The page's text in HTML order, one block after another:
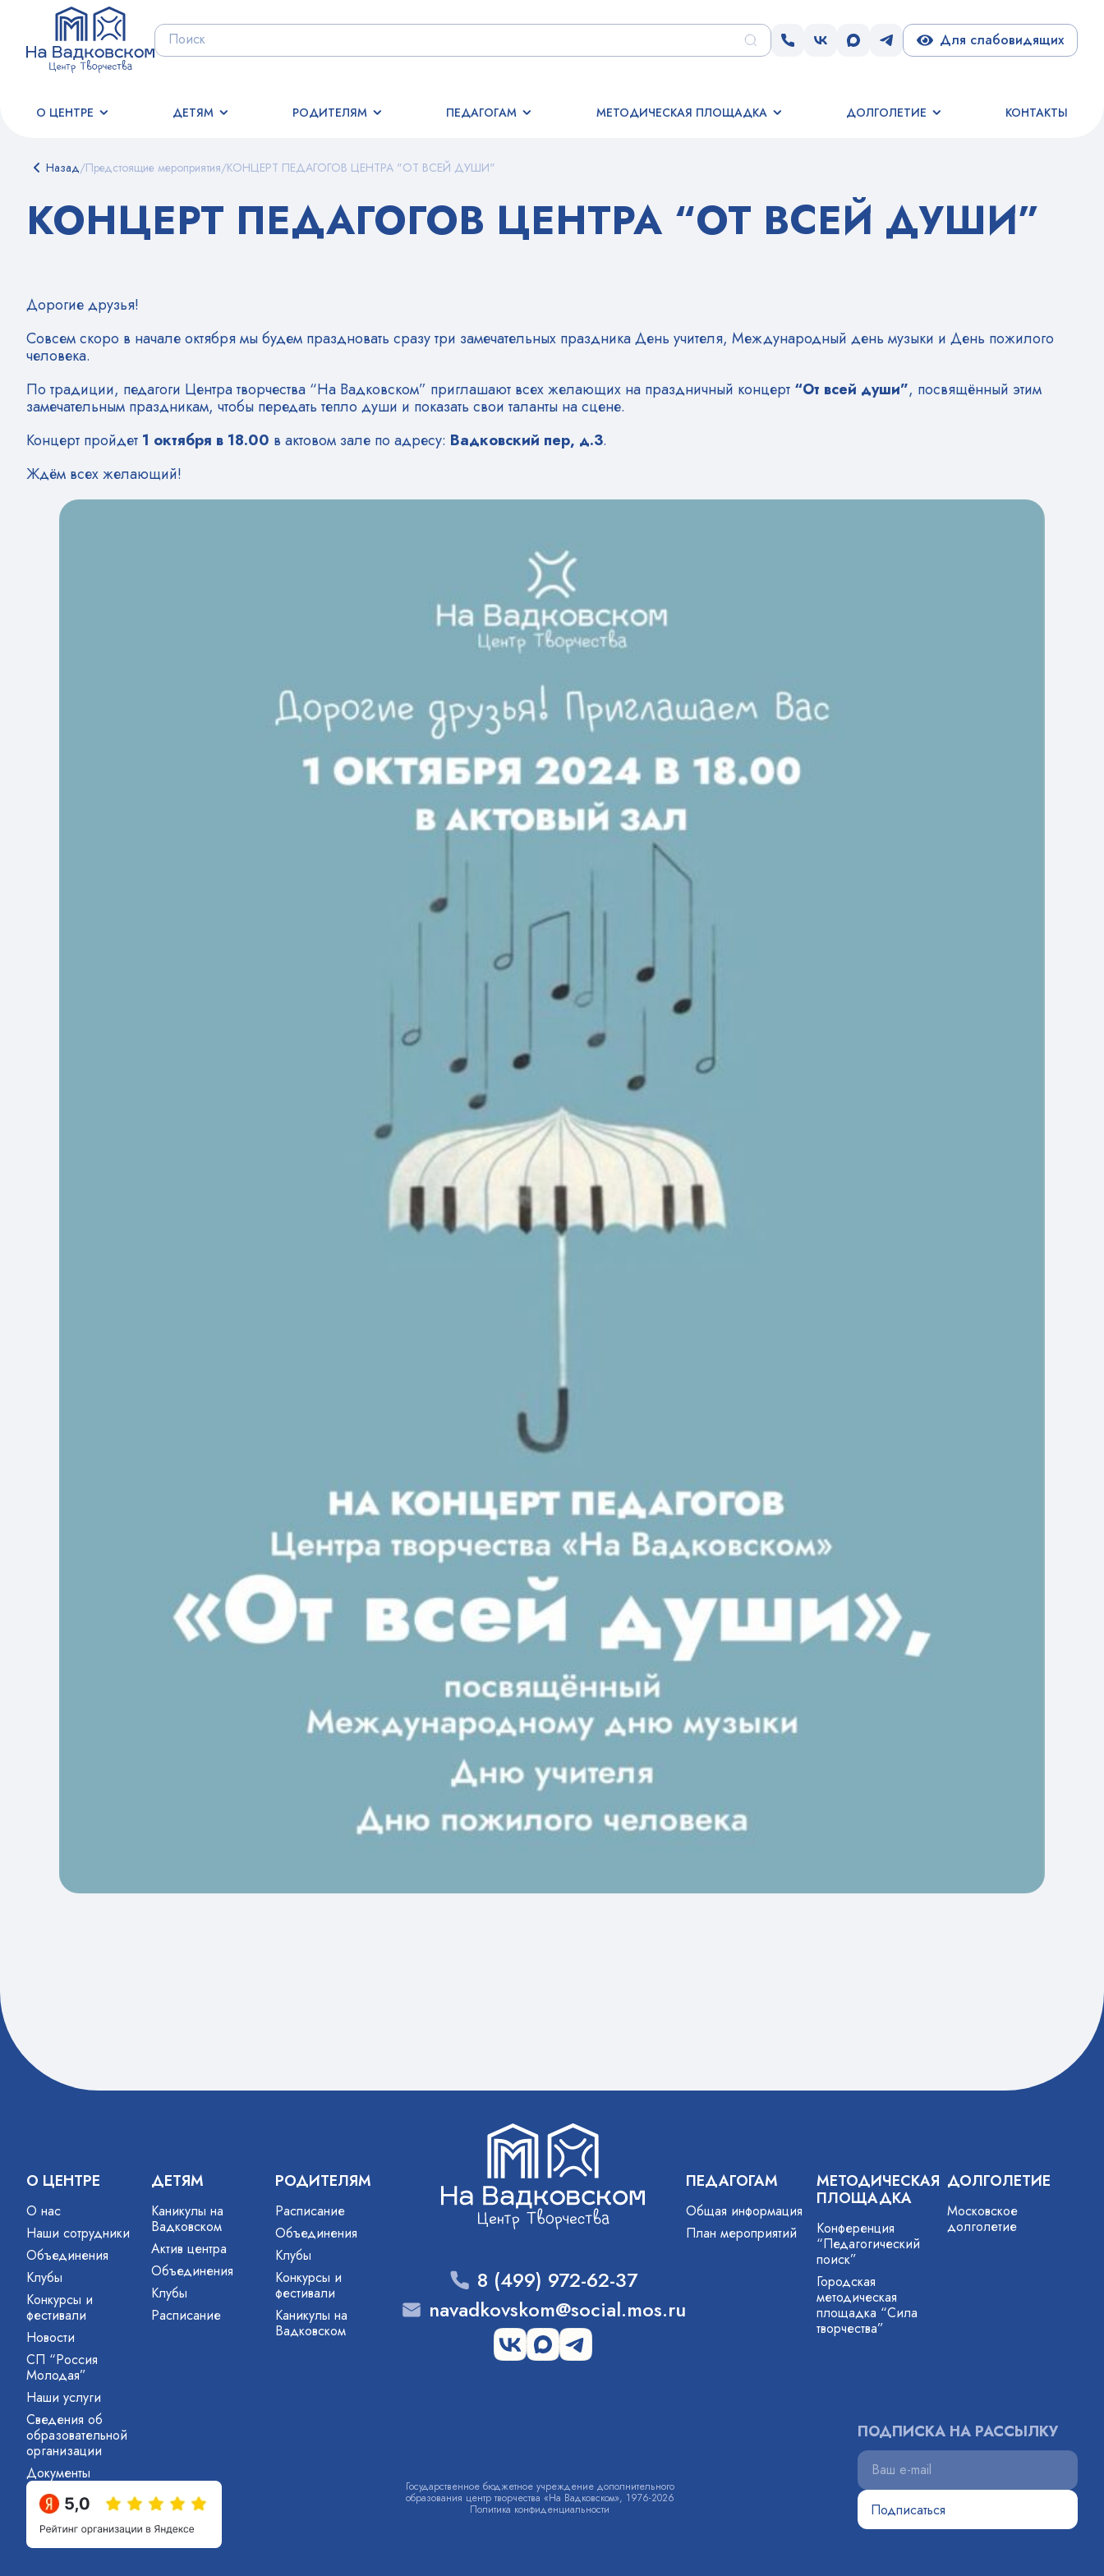
Для слабовидящих
О ЦЕНТРЕ ДЕТЯМ РОДИТЕЛЯМ ПЕДАГОГАМ МЕТОДИЧЕСКАЯ ПЛОЩАДКА ДОЛГОЛЕТИЕ КОНТАКТЫ
Назад/Предстоящие мероприятия/КОНЦЕРТ ПЕДАГОГОВ ЦЕНТРА "ОТ ВСЕЙ ДУШИ"
КОНЦЕРТ ПЕДАГОГОВ ЦЕНТРА “ОТ ВСЕЙ ДУШИ”
Дорогие друзья!
Совсем скоро в начале октября мы будем праздновать сразу три замечательных праздника День учителя, Международный день музыки и День пожилого
человека.
По традиции, педагоги Центра творчества “На Вадковском” приглашают всех желающих на праздничный концерт “От всей души”, посвящённый этим
замечательным праздникам, чтобы передать тепло души и показать свои таланты на сцене.
Концерт пройдет 1 октября в 18.00 в актовом зале по адресу: Вадковский пер, д.3.
Ждём всех желающий!
О ЦЕНТРЕ
О нас
Наши сотрудники
Объединения
Клубы
Конкурсы и
фестивали
Новости
СП “Россия
Молодая”
Наши услуги
Сведения об
образовательной
организации
Документы
ДЕТЯМ
Каникулы на
Вадковском
Актив центра
Объединения
Клубы
Расписание
РОДИТЕЛЯМ
Расписание
Объединения
Клубы
Конкурсы и
фестивали
Каникулы на
Вадковском
8 (499) 972-62-37
navadkovskom@social.mos.ru
ПЕДАГОГАМ
Общая информация
План мероприятий
МЕТОДИЧЕСКАЯ
ПЛОЩАДКА
Конференция
“Педагогический
поиск”
Городская
методическая
площадка “Сила
творчества”
ДОЛГОЛЕТИЕ
Московское
долголетие
Государственное бюджетное учреждение дополнительного
образования центр творчества «На Вадковском», 1976-2026
Политика конфиденциальности
ПОДПИСКА НА РАССЫЛКУ